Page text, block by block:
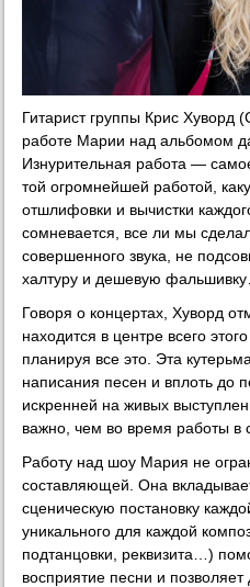
Гитарист группы Крис Хуворд
работе Марии над альбомом
Изнурительная работа —
той огромнейшей работой,
отшлифовки и вычистки
сомневается, все ли мы
совершенного звука, не
халтуру и дешевую
Говоря о концертах, Хуворд
находится в центре всего
планируя все это. Эта
написания песен и вплоть до
искренней на живых
важно, чем во время работы в
Работу над шоу Мария не
составляющей. Она
сценическую постановку
уникального для каждой
подтанцовки, реквизита…)
восприятие песни и